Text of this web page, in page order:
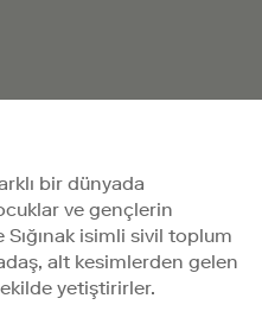
bir dünyada
ve gençlerin
Sığınak isimli sivil toplum
alt kesimlerden gelen
yetiştirirler.